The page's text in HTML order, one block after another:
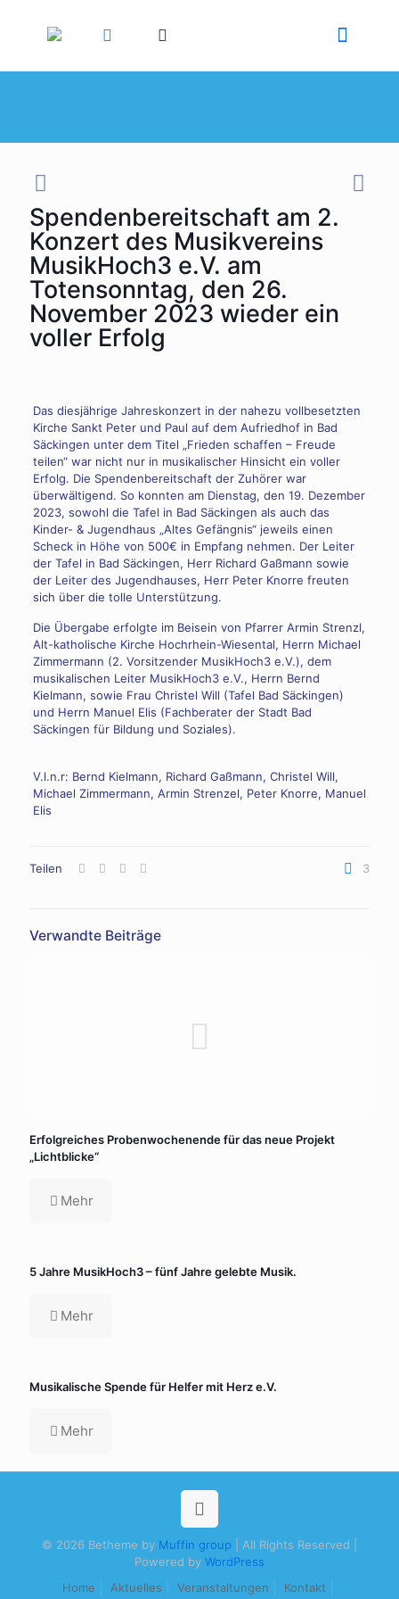
Spendenbereitschaft am 2.
Konzert des Musikvereins
MusikHoch3 e.V. am
Totensonntag, den 26.
November 2023 wieder ein
voller Erfolg
Das diesjährige Jahreskonzert in der nahezu vollbesetzten
Kirche Sankt Peter und Paul auf dem Aufriedhof in Bad
Säckingen unter dem Titel „Frieden schaffen – Freude
teilen“ war nicht nur in musikalischer Hinsicht ein voller
Erfolg. Die Spendenbereitschaft der Zuhörer war
überwältigend. So konnten am Dienstag, den 19. Dezember
2023, sowohl die Tafel in Bad Säckingen als auch das
Kinder- & Jugendhaus „Altes Gefängnis“ jeweils einen
Scheck in Höhe von 500€ in Empfang nehmen. Der Leiter
der Tafel in Bad Säckingen, Herr Richard Gaßmann sowie
der Leiter des Jugendhauses, Herr Peter Knorre freuten
sich über die tolle Unterstützung.
Die Übergabe erfolgte im Beisein von Pfarrer Armin Strenzl,
Alt-katholische Kirche Hochrhein-Wiesental, Herrn Michael
Zimmermann (2. Vorsitzender MusikHoch3 e.V.), dem
musikalischen Leiter MusikHoch3 e.V., Herrn Bernd
Kielmann, sowie Frau Christel Will (Tafel Bad Säckingen)
und Herrn Manuel Elis (Fachberater der Stadt Bad
Säckingen für Bildung und Soziales).
V.l.n.r: Bernd Kielmann, Richard Gaßmann, Christel Will,
Michael Zimmermann, Armin Strenzel, Peter Knorre, Manuel
Elis
Teilen 3
Verwandte Beiträge
Erfolgreiches Probenwochenende für das neue Projekt
„Lichtblicke“
Mehr
5 Jahre MusikHoch3 – fünf Jahre gelebte Musik.
Mehr
Musikalische Spende für Helfer mit Herz e.V.
Mehr
© 2026 Betheme by Muffin group | All Rights Reserved |
Powered by WordPress
Home
Aktuelles Veranstaltungen
Kontakt